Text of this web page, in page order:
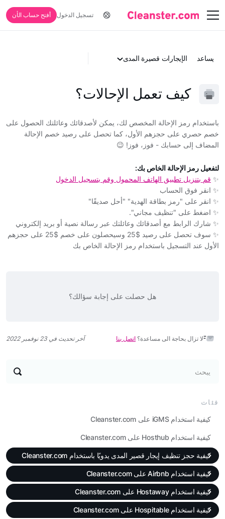
تسجيل الدخول أفتح حساب الأن
يساعد الإيجارات قصيرة المدى
يبحث
فئات
كيفية استخدام iGMS على Cleanster.com
كيفية استخدام Hosthub على Cleanster.com
كيفية حجز تنظيف إيجار قصير المدى يدويًا باستخدام Cleanster.com
كيفية استخدام Airbnb على Cleanster.com
كيفية استخدام Hostaway على Cleanster.com
كيفية استخدام Hospitable على Cleanster.com
كيف تعمل الإحالات؟
باستخدام رمز الإحالة المخصص لك، يمكن لأصدقائك وعائلتك الحصول على
خصم حصري على حجزهم الأول، كما تحصل على رصيد خصم الإحالة
المضاف إلى حسابك - فوز، فوز! 😉
لتفعيل رمز الإحالة الخاص بك:
✨ قم بتنزيل تطبيق الهاتف المحمول وقم بتسجيل الدخول
✨ انقر فوق الحساب
✨ انقر على "رمز بطاقة الهدية" "أحل صديقًا"
✨ اضغط على "تنظيف مجاني".
✨ شارك الرابط مع أصدقائك وعائلتك عبر رسالة نصية أو بريد إلكتروني
✨ سوف تحصل على رصيد $25 وسيحصلون على خصم $25 على حجزهم
الأول عند التسجيل باستخدام رمز الإحالة الخاص بك
هل حصلت على إجابة سؤالك؟
لا تزال بحاجة الى مساعدة؟ اتصل بنا آخر تحديث في 23 نوفمبر 2022